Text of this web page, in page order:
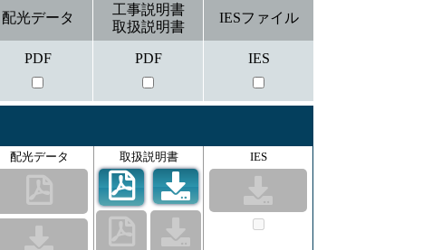
配光データ
PDF
工事説明書
取扱説明書
PDF
IESファイル
IES
配光データ 取扱説明書 IES